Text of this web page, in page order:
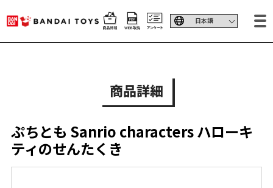
商品詳細
ぷちとも Sanrio characters ハローキ
ティのせんたくき